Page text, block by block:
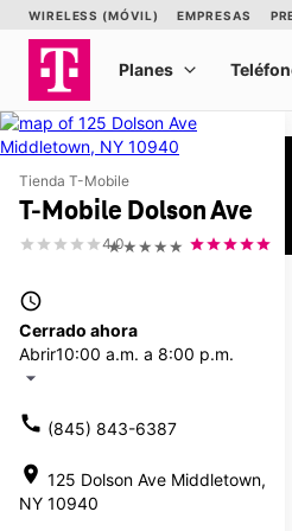
Tienda T-Mobile
T-Mobile Dolson Ave
★★★★★
4.0
access_time
Cerrado ahora
Abrir10:00 a.m. a 8:00 p.m.
arrow_drop_down
call (845) 843-6387
location_on 125 Dolson Ave Middletown,
NY 10940